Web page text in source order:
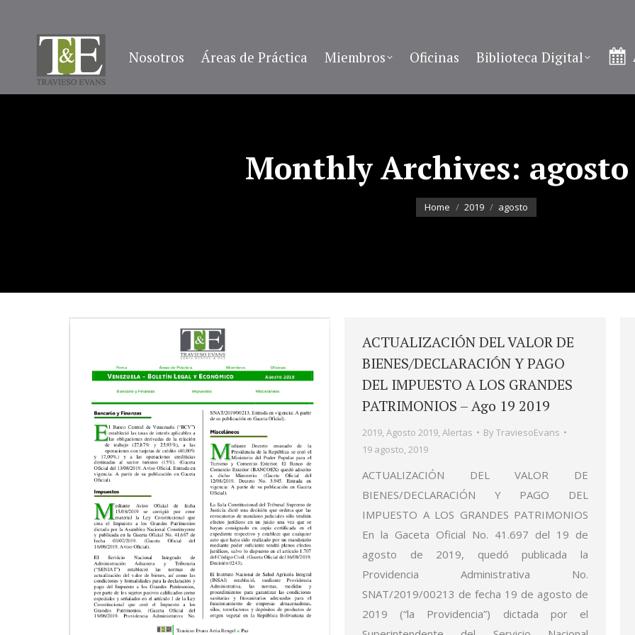
Nosotros Áreas de Práctica Miembros Oficinas Biblioteca Digital
Monthly Archives:
You are here:
Home 2019 agosto
ACTUALIZACIÓN DEL VALOR DE
BIENES/DECLARACIÓN Y PAGO
DEL IMPUESTO A LOS GRANDES
PATRIMONIOS – Ago 19 2019
2019, Agosto 2019, Alertas ByTraviesoEvans
19 agosto, 2019
ACTUALIZACIÓN DEL VALOR DE
BIENES/DECLARACIÓN Y PAGO DEL
IMPUESTO A LOS GRANDES PATRIMONIOS
En la Gaceta Oficial No. 41.697 del 19 de
agosto de 2019, quedó publicada la
Providencia Administrativa No.
SNAT/2019/00213 de fecha 19 de agosto de
2019 (“la Providencia”) dictada por el